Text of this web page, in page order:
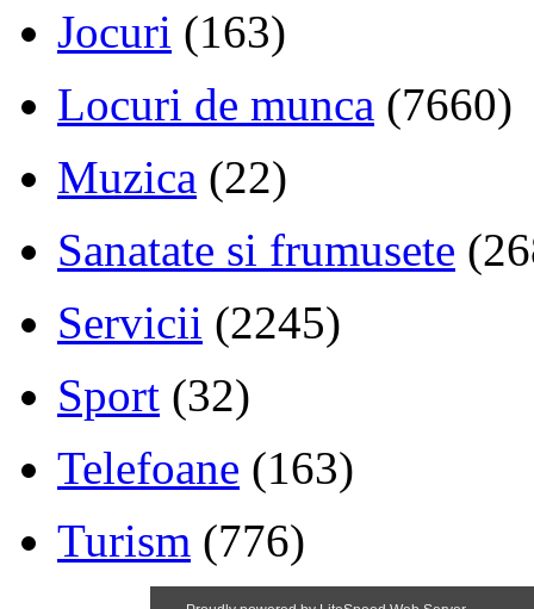
Jocuri (163)
Locuri de munca (7660)
Muzica (22)
Sanatate si frumusete
Servicii (2245)
Sport (32)
Telefoane (163)
Turism (776)